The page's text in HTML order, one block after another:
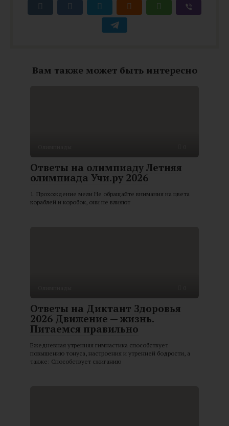
Вам также может быть интересно
Ответы на олимпиаду Летняя
олимпиада Учи.ру 2026
1. Прохождение мели Не обращайте внимания на цвета
кораблей и коробок, они не влияют
Ответы на Диктант Здоровья
2026 Движение — жизнь.
Питаемся правильно
Ежедневная утренняя гимнастика способствует
повышению тонуса, настроения и утренней бодрости, а
также: Способствует сжиганию